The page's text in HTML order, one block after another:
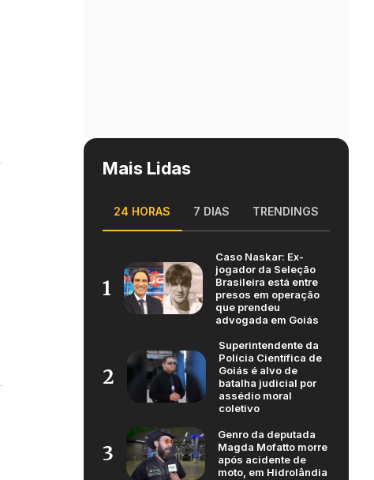
Mais Lidas
24 HORAS 7 DIAS TRENDINGS
1
Caso Naskar: Ex-
jogador da Seleção
Brasileira está entre
presos em operação
que prendeu
advogada em Goiás
2
Superintendente da
Polícia Científica de
Goiás é alvo de
batalha judicial por
assédio moral
coletivo
3
Genro da deputada
Magda Mofatto morre
após acidente de
moto, em Hidrolândia